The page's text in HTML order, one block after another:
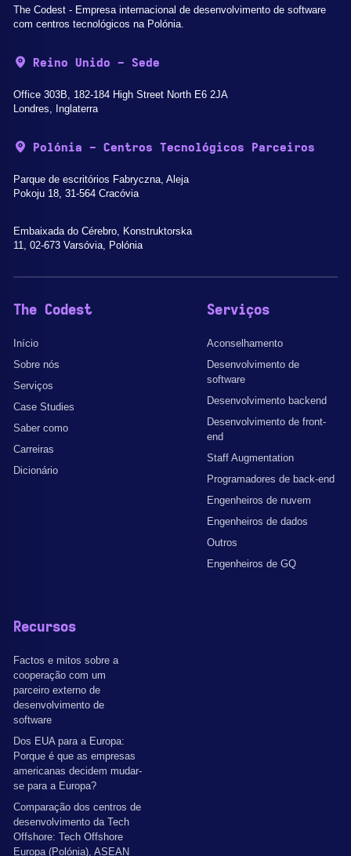
The Codest - Empresa internacional de desenvolvimento de software
com centros tecnológicos na Polónia.
Reino Unido - Sede
Office 303B, 182-184 High Street North E6 2JA
Londres, Inglaterra
Polónia - Centros Tecnológicos Parceiros
Parque de escritórios Fabryczna, Aleja
Pokoju 18, 31-564 Cracóvia
Embaixada do Cérebro, Konstruktorska
11, 02-673 Varsóvia, Polónia
The Codest
Início
Sobre nós
Serviços
Case Studies
Saber como
Carreiras
Dicionário
Serviços
Aconselhamento
Desenvolvimento de
software
Desenvolvimento backend
Desenvolvimento de front-
end
Staff Augmentation
Programadores de back-end
Engenheiros de nuvem
Engenheiros de dados
Outros
Engenheiros de GQ
Recursos
Factos e mitos sobre a
cooperação com um
parceiro externo de
desenvolvimento de
software
Dos EUA para a Europa:
Porque é que as empresas
americanas decidem mudar-
se para a Europa?
Comparação dos centros de
desenvolvimento da Tech
Offshore: Tech Offshore
Europa (Polónia), ASEAN